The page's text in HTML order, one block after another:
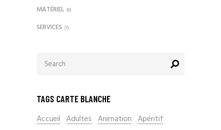
MATÉRIEL (6)
SERVICES (1)
for:
TAGS CARTE BLANCHE
Accueil Adultes Animation Apéritif